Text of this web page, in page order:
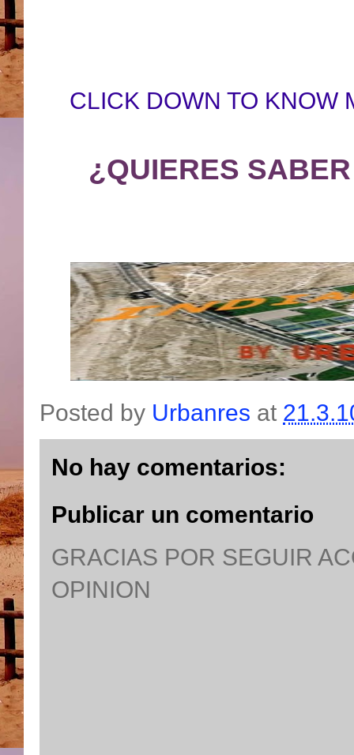
CLICK DOWN TO KNOW
¿QUIERES
Posted by Urbanres at
No hay comentarios:
Publicar un comentario
GRACIAS POR SEGUIR
OPINION